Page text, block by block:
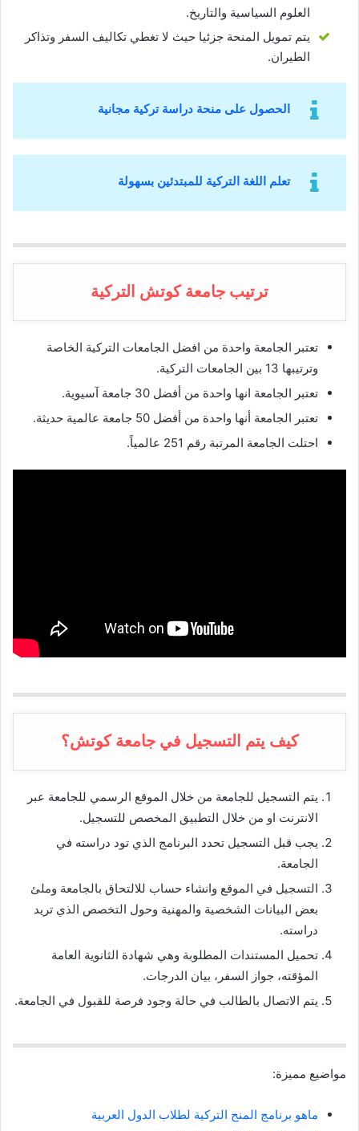
العلوم السياسية والتاريخ.
يتم تمويل المنحة جزئيا حيث لا تغطي تكاليف السفر وتذاكر
الطيران.
الحصول على منحة دراسة تركية مجانية
تعلم اللغة التركية للمبتدئين بسهولة
ترتيب جامعة كوتش التركية
تعتبر الجامعة واحدة من افضل الجامعات التركية الخاصة
وترتيبها 13 بين الجامعات التركية.
تعتبر الجامعة انها واحدة من أفضل 30 جامعة آسيوية.
تعتبر الجامعة أنها واحدة من أفضل 50 جامعة عالمية حديثة.
احتلت الجامعة المرتبة رقم 251 عالمياً.
كيف يتم التسجيل في جامعة كوتش؟
يتم التسجيل للجامعة من خلال الموقع الرسمي للجامعة عبر
الانترنت او من خلال التطبيق المخصص للتسجيل.
يجب قبل التسجيل تحدد البرنامج الذي تود دراسته في
الجامعة.
التسجيل في الموقع وانشاء حساب للالتحاق بالجامعة وملئ
بعض البيانات الشخصية والمهنية وحول التخصص الذي تريد
دراسته.
تحميل المستندات المطلوبة وهي شهادة الثانوية العامة
المؤقته، جواز السفر، بيان الدرجات.
يتم الاتصال بالطالب في حالة وجود فرصة للقبول في الجامعة.
مواضيع مميزة:
ماهو برنامج المنح التركية لطلاب الدول العربية